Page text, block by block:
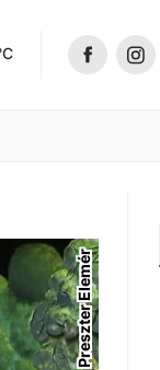
Preszter Elemér